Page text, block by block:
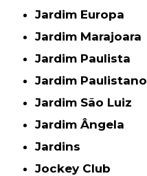
Jardim Europa
Jardim Marajoara
Jardim Paulista
Jardim Paulistano
Jardim São Luiz
Jardim Ângela
Jardins
Jockey Club